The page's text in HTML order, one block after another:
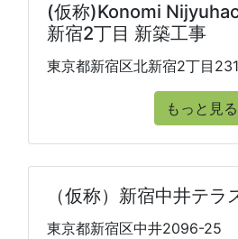
(仮称)Konomi
新宿2丁目 新築工事
東京都新宿区北新宿2丁目
もっと見る
（仮称）新宿中井テラ
東京都新宿区中井2096-25